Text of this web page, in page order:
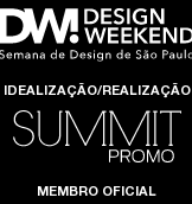
IDEALIZAÇÃO/REALIZAÇÃO
MEMBRO OFICIAL